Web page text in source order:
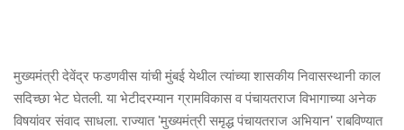
मुख्यमंत्री देवेंद्र फडणवीस यांची मुंबई येथील त्यांच्या शासकीय निवासस्थानी काल
सदिच्छा भेट घेतली. या भेटीदरम्यान ग्रामविकास व पंचायतराज विभागाच्या अनेक
विषयांवर संवाद साधला. राज्यात 'मुख्यमंत्री समृद्ध पंचायतराज अभियान' राबविण्यात